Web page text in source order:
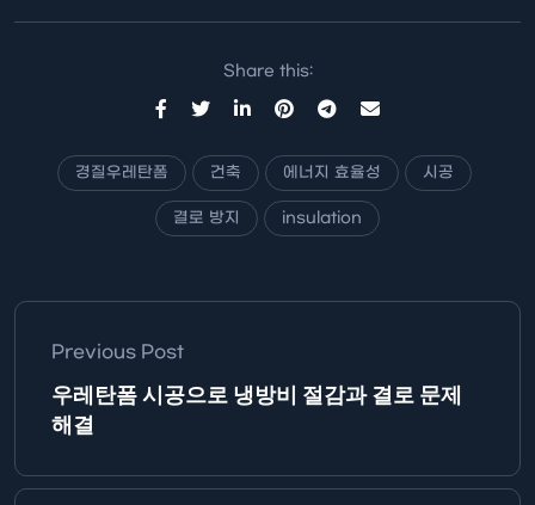
과…
Share this:
경질우레탄폼 건축 에너지 효율성 시공
결로 방지 insulation
Previous Post
우레탄폼 시공으로 냉방비 절감과 결로 문제
해결